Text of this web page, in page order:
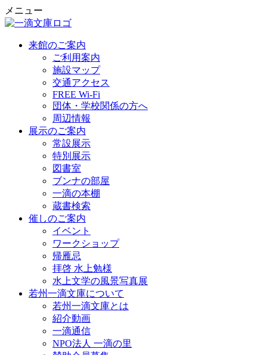
メニュー
来館のご案内
ご利用案内
施設マップ
交通アクセス
FREE Wi-Fi
団体・学校関係の方へ
周辺情報
展示のご案内
常設展示
特別展示
図書室
ブンナの部屋
一滴の本棚
蔵書検索
催しのご案内
イベント
ワークショップ
帰雁忌
拝啓 水上勉様
水上文学の風景写真展
若州一滴文庫について
若州一滴文庫とは
紹介動画
一滴通信
NPO法人 一滴の里